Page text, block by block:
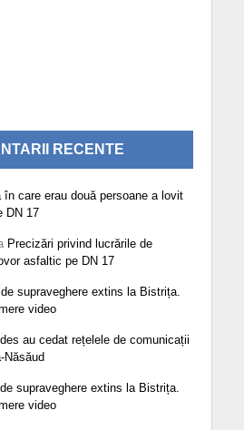
RECENTE
în care erau două persoane a lovit
DN 17
Precizări privind lucrările de
asfaltic pe DN 17
supraveghere extins la Bistrița.
video
au cedat rețelele de comunicații
supraveghere extins la Bistrița.
video